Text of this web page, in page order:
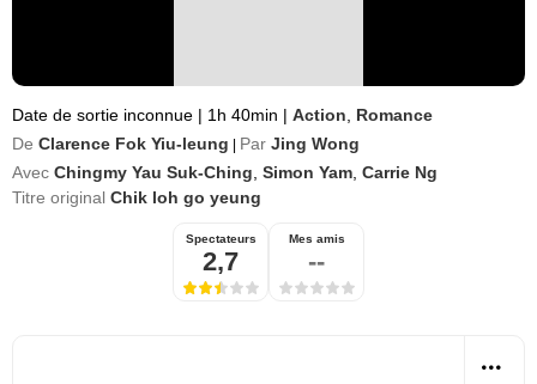
Date de sortie inconnue | 1h 40min | Action
Romance
De Clarence Fok Yiu-leung Par Jing Wong
Avec Chingmy Yau Suk-Ching Simon Yam Carrie Ng
Titre original Chik loh go yeung
Spectateurs
2,7
Mes amis
--